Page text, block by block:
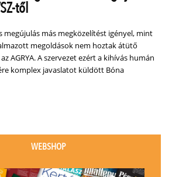
től
megújulás más megközelítést igényel, mint
megoldások nem hoztak átütő
AGRYA. A szervezet ezért a kihívás humán
komplex javaslatot küldött Bóna
WEBSHOP